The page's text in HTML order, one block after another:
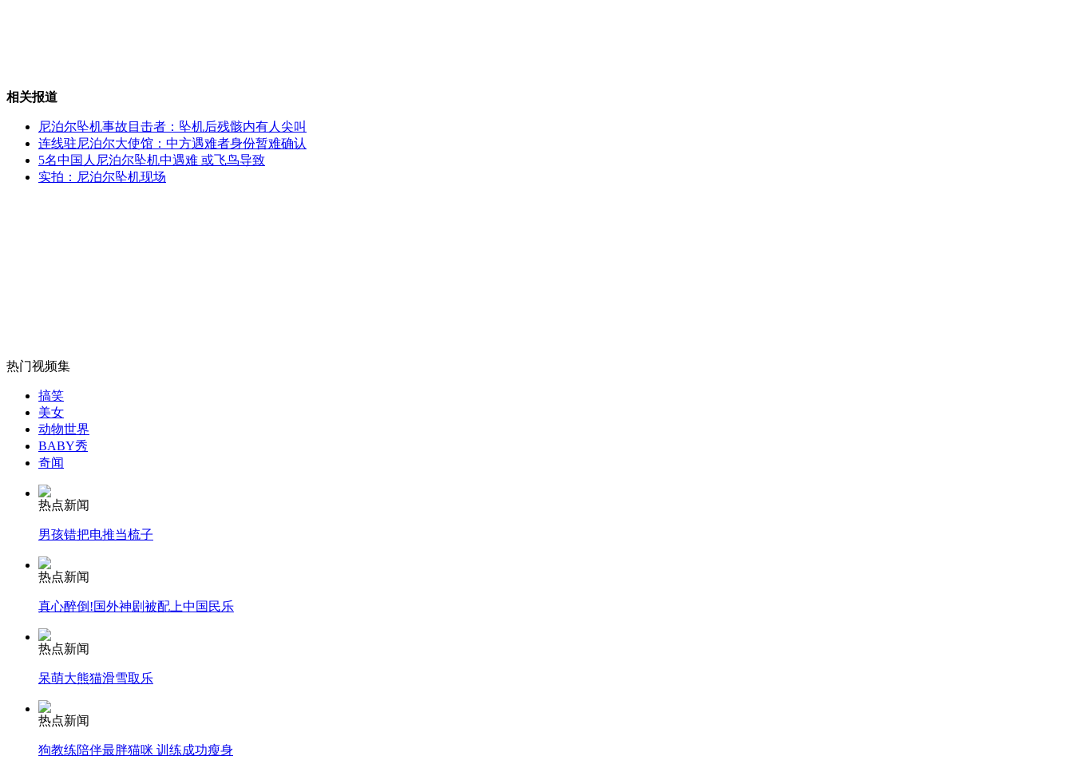
记者揭秘致幻毒品"魔鬼呼吸"
尼泊尔坠机中方遇难者身份暂难确认
女孩北京地铁殴打老人 痛下狠手拳打脚踢
无痛分娩是否安全 医生回应
外交部：反对强权政治霸凌主义
外交部：有关国家言论片面不公正
安徽一实载49人客车翻车
相关报道
尼泊尔坠机事故目击者：坠机后残骸内有人尖叫
连线驻尼泊尔大使馆：中方遇难者身份暂难确认
5名中国人尼泊尔坠机中遇难 或飞鸟导致
实拍：尼泊尔坠机现场
热门视频集
搞笑
美女
动物世界
BABY秀
奇闻
热点新闻
男孩错把电推当梳子
热点新闻
真心醉倒!国外神剧被配上中国民乐
热点新闻
呆萌大熊猫滑雪取乐
热点新闻
狗教练陪伴最胖猫咪 训练成功瘦身